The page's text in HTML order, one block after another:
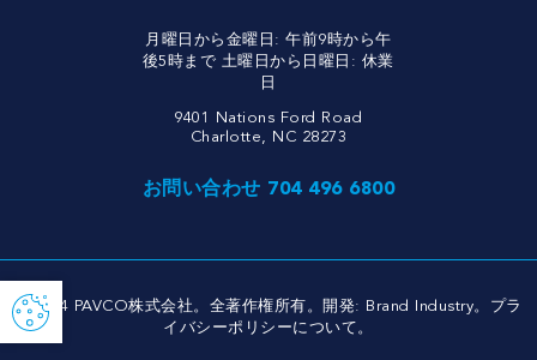
月曜日から金曜日: 午前9時から午
後5時まで 土曜日から日曜日: 休業
日
9401 Nations Ford Road
Charlotte, NC 28273
お問い合わせ 704 496 6800
© 2024 PAVCO株式会社。全著作権所有。開発: Brand Industry。 プラ
イバシーポリシーについて 。